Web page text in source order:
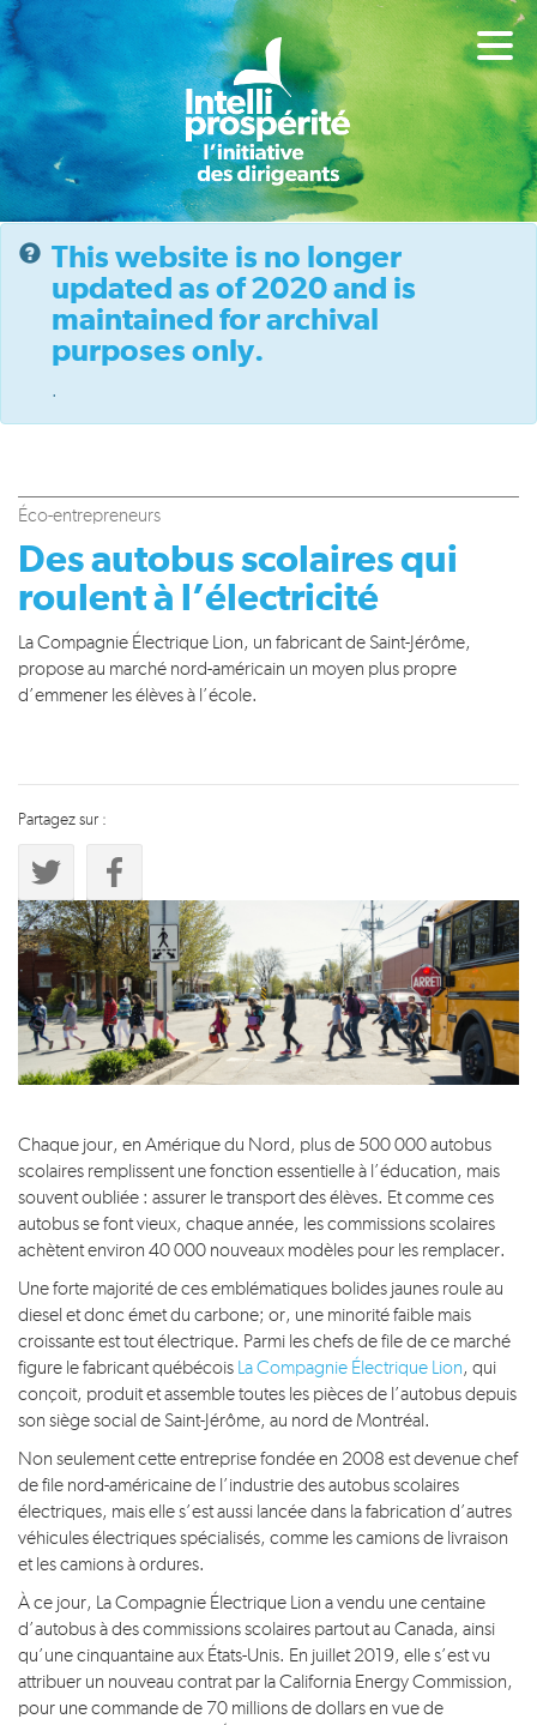
This website is no longer
updated as of 2020 and is
maintained for archival
purposes only.
.
Éco-entrepreneurs
Des autobus scolaires qui
roulent à l’électricité
La Compagnie Électrique Lion, un fabricant de Saint-Jérôme,
propose au marché nord-américain un moyen plus propre
d’emmener les élèves à l’école.
Partagez sur :
Chaque jour, en Amérique du Nord, plus de 500 000 autobus
scolaires remplissent une fonction essentielle à l’éducation, mais
souvent oubliée : assurer le transport des élèves. Et comme ces
autobus se font vieux, chaque année, les commissions scolaires
achètent environ 40 000 nouveaux modèles pour les remplacer.
Une forte majorité de ces emblématiques bolides jaunes roule au
diesel et donc émet du carbone; or, une minorité faible mais
croissante est tout électrique. Parmi les chefs de file de ce marché
figure le fabricant québécois La Compagnie Électrique Lion, qui
conçoit, produit et assemble toutes les pièces de l’autobus depuis
son siège social de Saint-Jérôme, au nord de Montréal.
Non seulement cette entreprise fondée en 2008 est devenue chef
de file nord-américaine de l’industrie des autobus scolaires
électriques, mais elle s’est aussi lancée dans la fabrication d’autres
véhicules électriques spécialisés, comme les camions de livraison
et les camions à ordures.
À ce jour, La Compagnie Électrique Lion a vendu une centaine
d’autobus à des commissions scolaires partout au Canada, ainsi
qu’une cinquantaine aux États-Unis. En juillet 2019, elle s’est vu
attribuer un nouveau contrat par la California Energy Commission,
pour une commande de 70 millions de dollars en vue de